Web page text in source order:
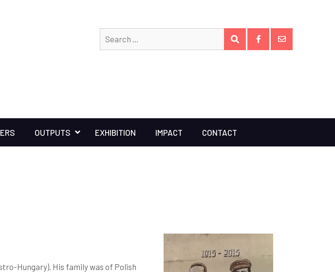
Search
for:
SEARCH
OUTPUTS EXHIBITION IMPACT CONTACT
Hungary). His family was of Polish